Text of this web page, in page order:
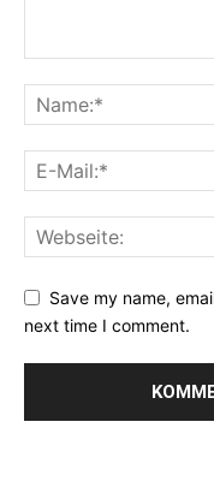
Save my name,
next time I comment.